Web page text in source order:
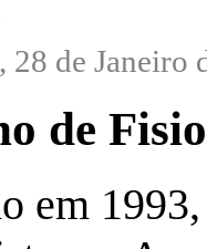
28 de Janeiro
de
em